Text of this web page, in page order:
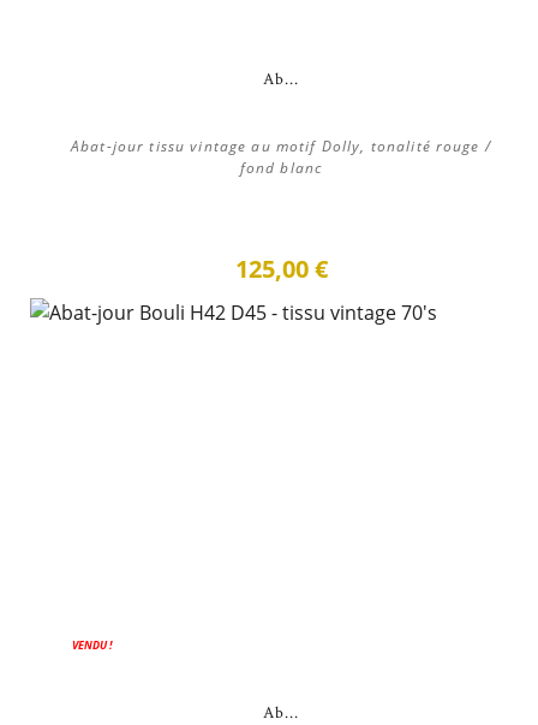
Ab...
Abat-jour tissu vintage au motif Dolly, tonalité rouge /
fond blanc
125,00 €
VENDU !
Ab...